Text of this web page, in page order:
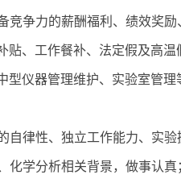
竞争力的薪酬福利、绩效奖励
、工作餐补、法定假及高温
型仪器管理维护、实验室管理
自律性、独立工作能力、实验
化学分析相关背景， 做事认真